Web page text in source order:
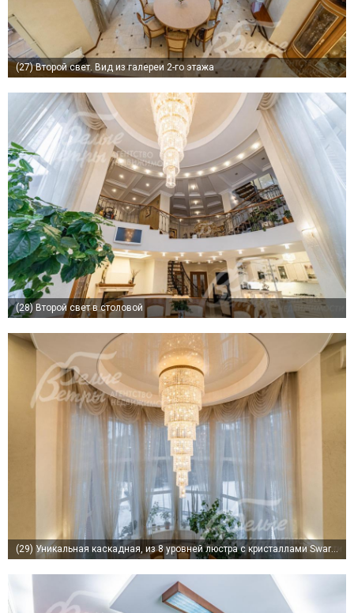
(27)Второй свет. Вид из галереи 2-го этажа
(28) Второй свет в столовой
(29) Уникальная каскадная, из 8 уровней люстра с кристаллами Swarovski